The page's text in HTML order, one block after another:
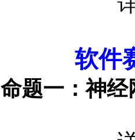
软件
命题一：神经